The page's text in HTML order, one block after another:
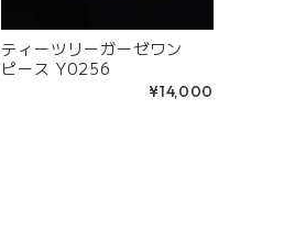
ティーツリーガーゼワン
ピース Y0256
¥14,000